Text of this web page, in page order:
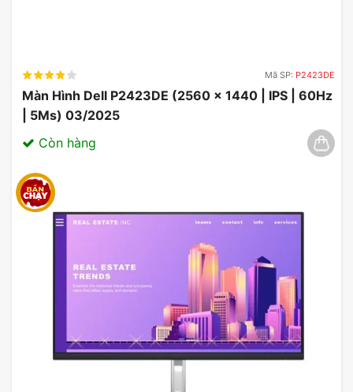
Mã SP: P2423DE
Màn Hình Dell P2423DE (2560 x 1440 | IPS | 60Hz
| 5Ms) 03/2025
Còn hàng